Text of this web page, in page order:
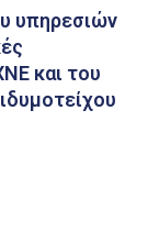
υπηρεσιών
και του